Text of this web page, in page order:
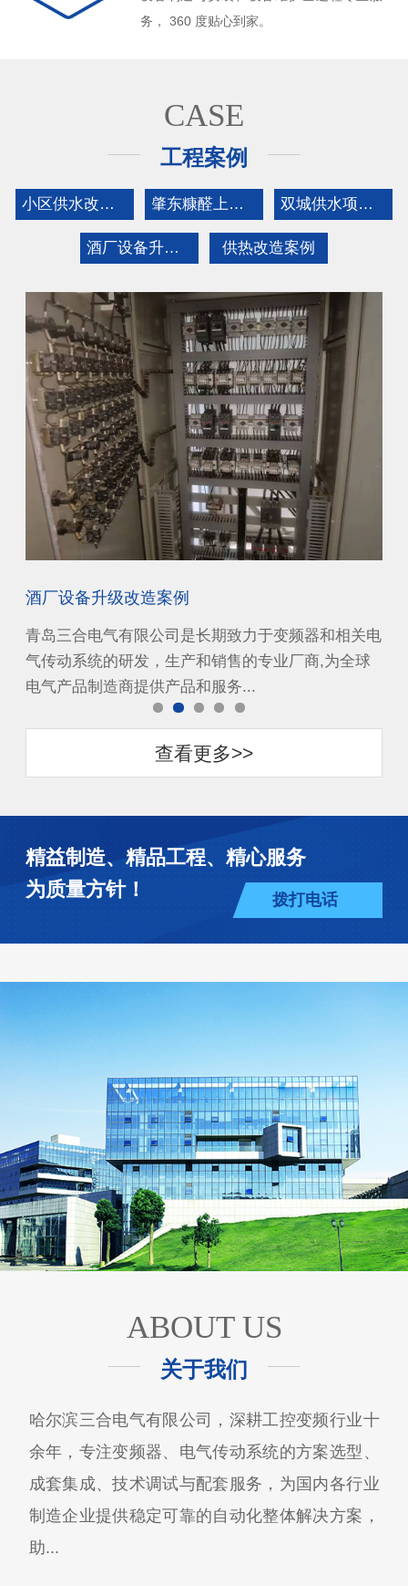
务， 360 度贴心到家。
CASE
工程案例
小区供水改造案例 肇东糠醛上位机控制 双城供水项目案例
酒厂设备升级改造案例 供热改造案例
酒厂设备升级改造案例
青岛三合电气有限公司是长期致力于变频器和相关电
气传动系统的研发，生产和销售的专业厂商,为全球
电气产品制造商提供产品和服务...
查看更多>>
精益制造、精品工程、精心服务
为质量方针！
拨打电话
ABOUT US
关于我们
哈尔滨三合电气有限公司，深耕工控变频行业十
余年，专注变频器、电气传动系统的方案选型、
成套集成、技术调试与配套服务，为国内各行业
制造企业提供稳定可靠的自动化整体解决方案，
助...